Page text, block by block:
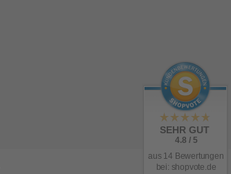
SEHR GUT
4.8 / 5
aus 14 Bewertungen
bei: shopvote.de